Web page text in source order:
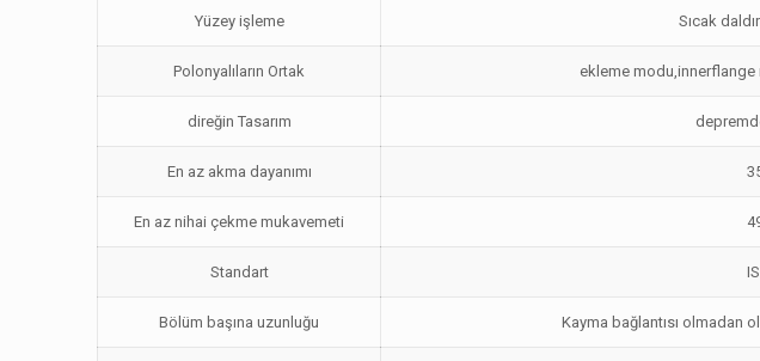
Yüzey işleme Sıcak
Polonyalıların Ortak ekleme modu,innerflange
direğin Tasarım
En az akma dayanımı
En az nihai çekme mukavemeti
Standart
Bölüm başına uzunluğu Kayma bağlantısı olmadan